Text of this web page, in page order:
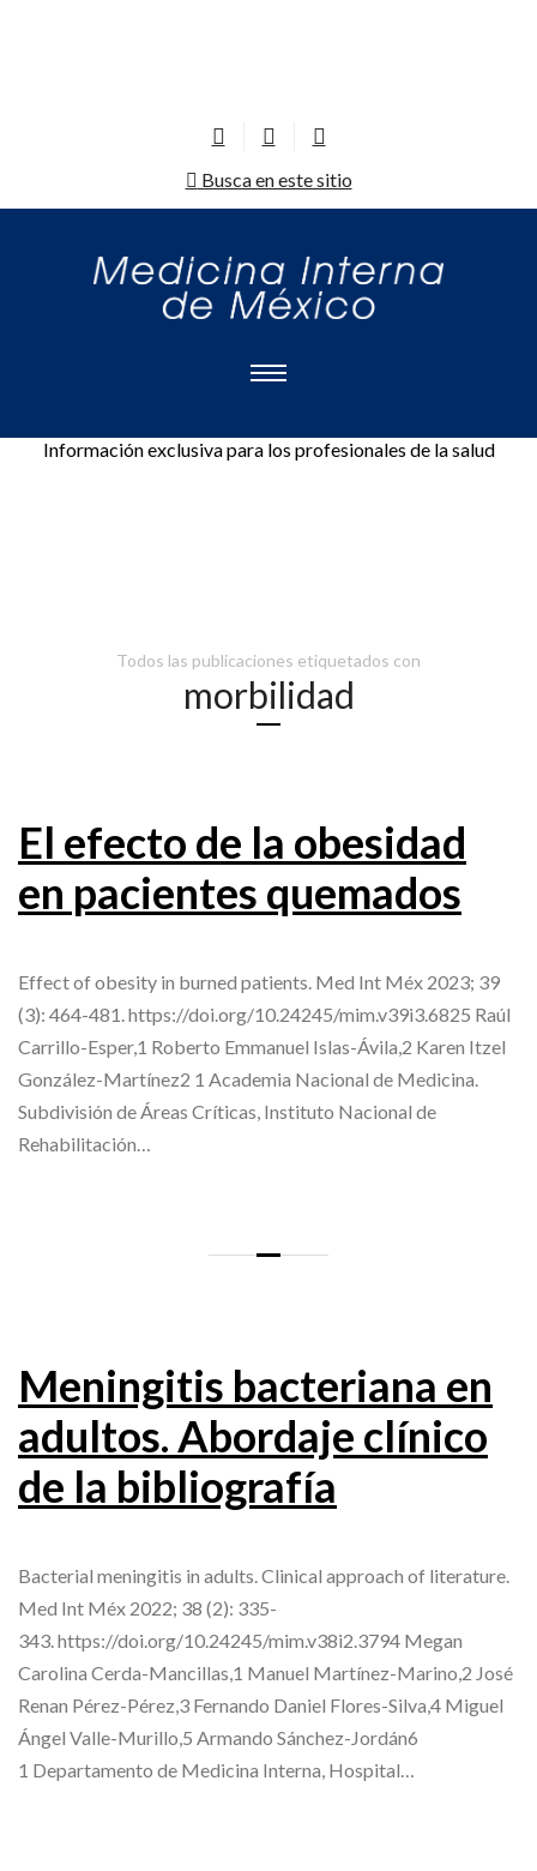
Busca en este sitio
Información exclusiva para los profesionales de la salud
Todos las publicaciones etiquetados con
morbilidad
El efecto de la obesidad
en pacientes quemados
Effect of obesity in burned patients. Med Int Méx 2023; 39
(3): 464-481. https://doi.org/10.24245/mim.v39i3.6825 Raúl
Carrillo-Esper,1 Roberto Emmanuel Islas-Ávila,2 Karen Itzel
González-Martínez2 1 Academia Nacional de Medicina.
Subdivisión de Áreas Críticas, Instituto Nacional de
Rehabilitación…
Meningitis bacteriana en
adultos. Abordaje clínico
de la bibliografía
Bacterial meningitis in adults. Clinical approach of literature.
Med Int Méx 2022; 38 (2): 335-
343. https://doi.org/10.24245/mim.v38i2.3794 Megan
Carolina Cerda-Mancillas,1 Manuel Martínez-Marino,2 José
Renan Pérez-Pérez,3 Fernando Daniel Flores-Silva,4 Miguel
Ángel Valle-Murillo,5 Armando Sánchez-Jordán6
1 Departamento de Medicina Interna, Hospital…